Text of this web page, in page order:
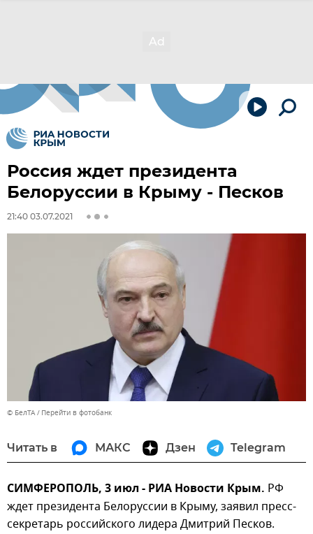
Россия ждет президента
Белоруссии в Крыму - Песков
21:40 03.07.2021
© БелТА Перейти в фотобанк
Читать в МАКС Дзен Telegram
СИМФЕРОПОЛЬ, 3 июл - РИА Новости Крым. РФ
ждет президента Белоруссии в Крыму, заявил пресс-
секретарь российского лидера Дмитрий Песков.